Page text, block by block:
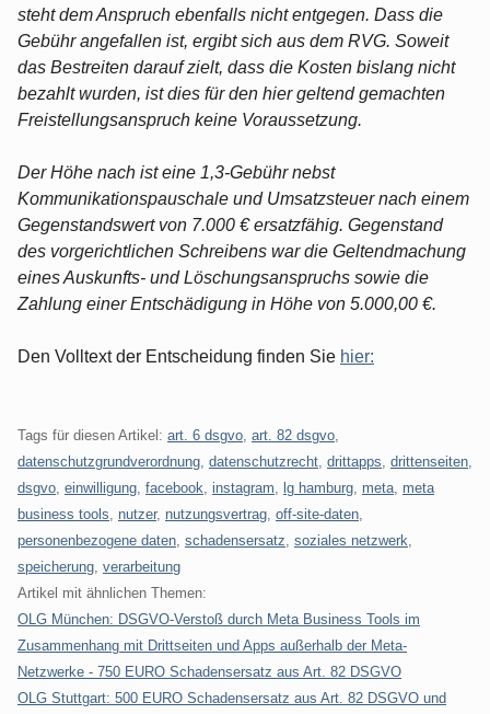
steht dem Anspruch ebenfalls nicht entgegen. Dass die
Gebühr angefallen ist, ergibt sich aus dem RVG. Soweit
das Bestreiten darauf zielt, dass die Kosten bislang nicht
bezahlt wurden, ist dies für den hier geltend gemachten
Freistellungsanspruch keine Voraussetzung.
Der Höhe nach ist eine 1,3-Gebühr nebst
Kommunikationspauschale und Umsatzsteuer nach einem
Gegenstandswert von 7.000 € ersatzfähig. Gegenstand
des vorgerichtlichen Schreibens war die Geltendmachung
eines Auskunfts- und Löschungsanspruchs sowie die
Zahlung einer Entschädigung in Höhe von 5.000,00 €.
Den Volltext der Entscheidung finden Sie hier:
Tags für diesen Artikel: art. 6 dsgvo art. 82 dsgvo
datenschutzgrundverordnung datenschutzrecht drittapps drittenseiten
dsgvo einwilligung facebook instagram lg hamburg meta meta
business tools
nutzer, nutzungsvertrag off-site-daten
personenbezogene daten schadensersatz soziales netzwerk
speicherung verarbeitung
Artikel mit ähnlichen Themen:
OLG München: DSGVO-Verstoß durch Meta Business Tools im
Zusammenhang mit Drittseiten und Apps außerhalb der Meta-
Netzwerke - 750 EURO Schadensersatz aus Art. 82 DSGVO
OLG Stuttgart: 500 EURO Schadensersatz aus Art. 82 DSGVO und